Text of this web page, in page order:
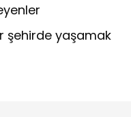
şehirde yaşamak